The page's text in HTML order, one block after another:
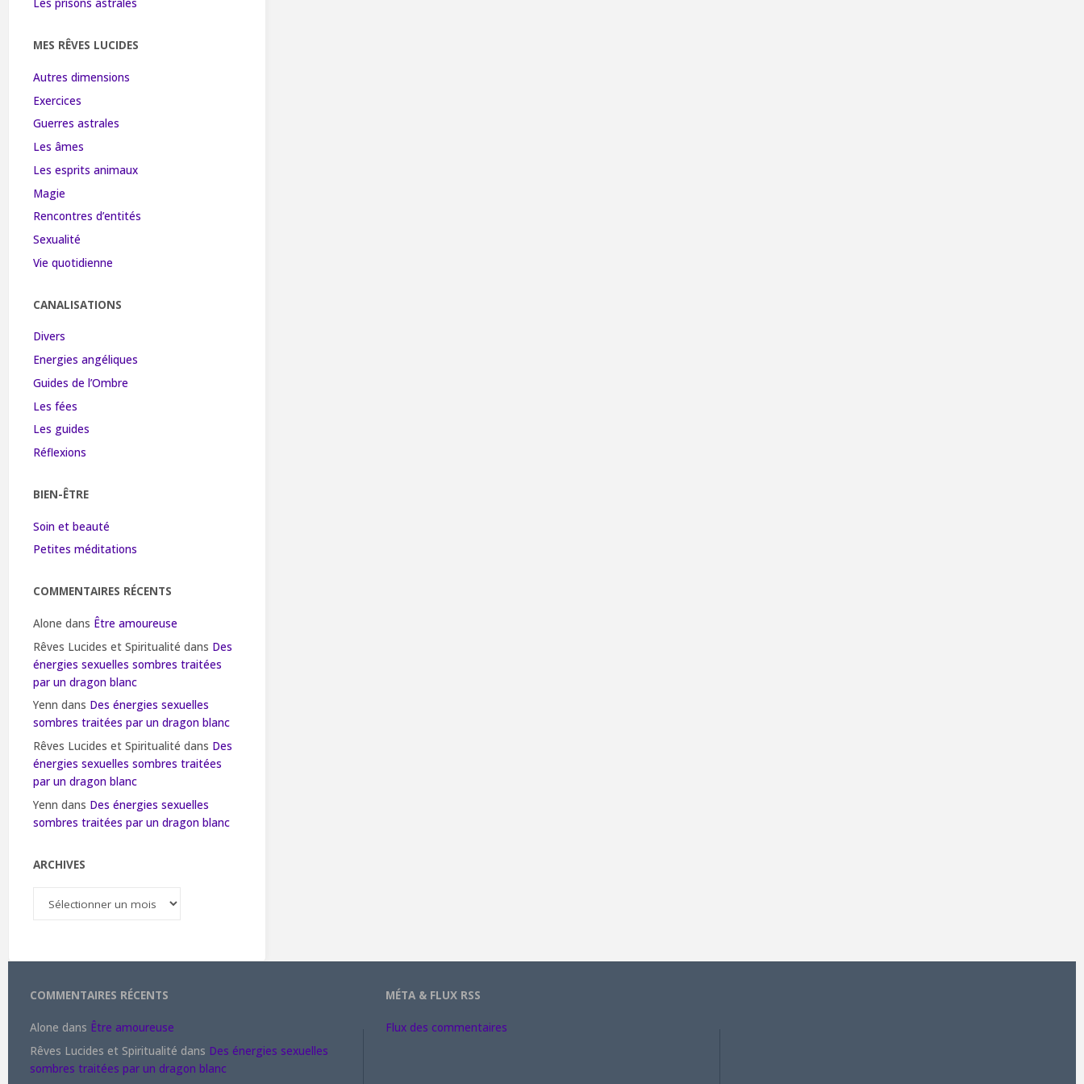
Les prisons astrales
MES RÊVES LUCIDES
Autres dimensions
Exercices
Guerres astrales
Les âmes
Les esprits animaux
Magie
Rencontres d’entités
Sexualité
Vie quotidienne
CANALISATIONS
Divers
Energies angéliques
Guides de l’Ombre
Les fées
Les guides
Réflexions
BIEN-ÊTRE
Soin et beauté
Petites méditations
COMMENTAIRES RÉCENTS
Alone dans Être amoureuse
Rêves Lucides et Spiritualité dans Des
énergies sexuelles sombres traitées
par un dragon blanc
Yenn dans Des énergies sexuelles
sombres traitées par un dragon blanc
Rêves Lucides et Spiritualité dans Des
énergies sexuelles sombres traitées
par un dragon blanc
Yenn dans Des énergies sexuelles
sombres traitées par un dragon blanc
ARCHIVES
COMMENTAIRES RÉCENTS
Alone dans Être amoureuse
Rêves Lucides et Spiritualité dans Des énergies sexuelles
sombres traitées par un dragon blanc
MÉTA & FLUX RSS
Flux des commentaires